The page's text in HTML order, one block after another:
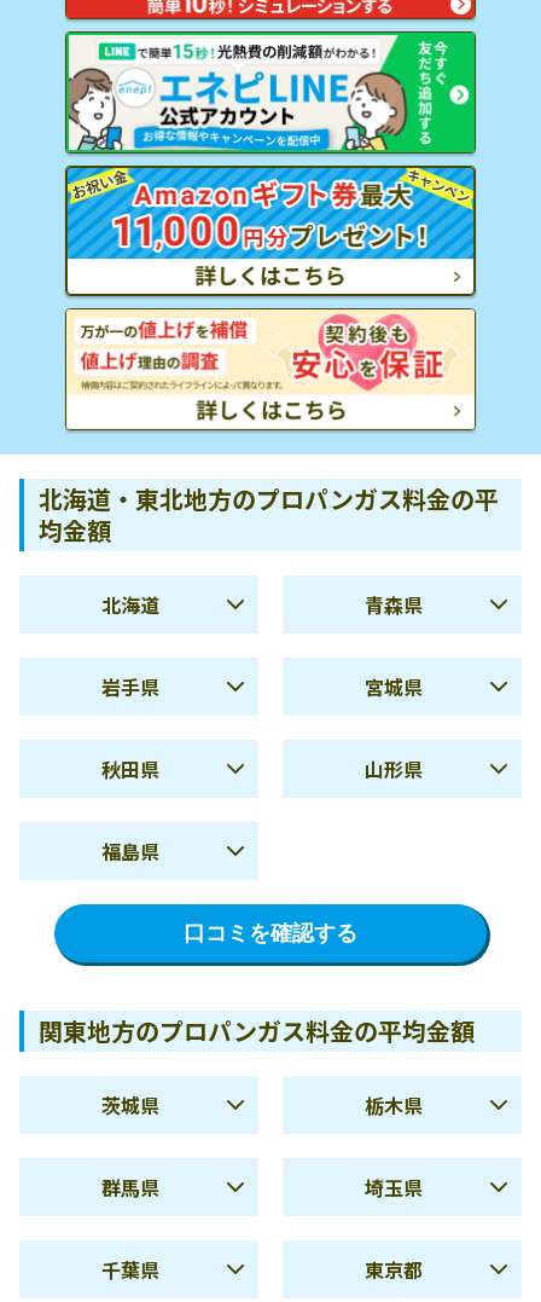
北海道・東北地方のプロパンガス料金の平
均金額
北海道
夏季
5,516円
6,822円
使用量
10m3
11,019円
使用量
20m3
19,220円
北海道の料金詳細を確認
する
青森県
夏季
5,135円
8,349円
使用量
10,480円
する
岩手県
夏季
7,052円
11,294円
使用量
10m3
10,220円
使用量
20m3
17,849円
岩手県の料金詳細を確認
宮城県
夏季
6,524円
12,777円
使用量
20m3
15,804円
宮城県の料金詳細を確認
秋田県
夏季
8,603円
13,802円
使用量
10m3
9,976円
20m3
秋田県の料金詳細を確認
する
山形県
使用量
10m3
10,167円
20m3
山形県の料金詳細を確認
する
福島県
夏季
7,339円
冬季
12,995円
10m3
使用量
20m3
16,399円
福島県の料金詳細を確認
する
口コミを確認する
関東地方のプロパンガス料金の平均金額
茨城県
夏季
5,862円
11,187円
使用量
10m3
8,293円
栃木県
夏季
5,781円
10,594円
使用量
10m3
8,187円
群馬県
夏季
6,157円
11,550円
埼玉県
夏季
5,643円
11,731円
千葉県
東京都